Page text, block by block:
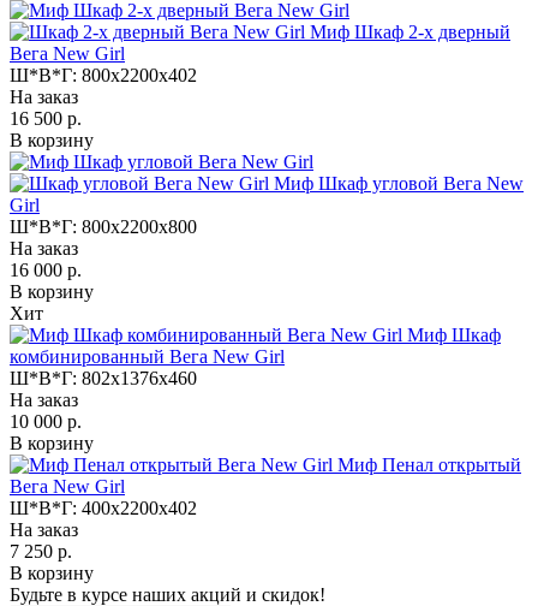
Миф Шкаф 2-х дверный
Вега New Girl
Ш*В*Г: 800x2200x402
На заказ
16 500 р.
В корзину
Миф Шкаф угловой Вега New
Girl
Ш*В*Г: 800x2200x800
На заказ
16 000 р.
В корзину
Хит
Миф Шкаф
комбинированный Вега New Girl
Ш*В*Г: 802x1376x460
На заказ
10 000 р.
В корзину
Миф Пенал открытый
Вега New Girl
Ш*В*Г: 400x2200x402
На заказ
7 250 р.
В корзину
Будьте в курсе наших акций и скидок!